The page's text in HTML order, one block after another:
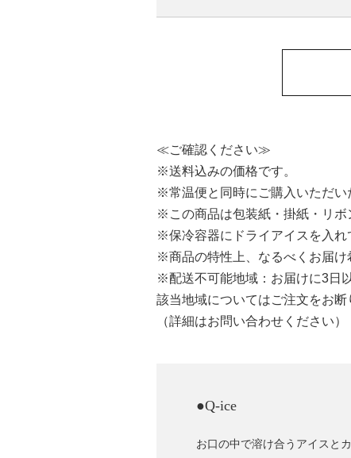
≪ご確認ください≫
※送料込みの価格です。
※常温便と同時にご購入いただい
※この商品は包装紙・掛紙・リボ
※保冷容器にドライアイスを入れ
※商品の特性上、なるべくお届け
※配送不可能地域：お届けに3日
該当地域についてはご注文をお
（詳細はお問い合わせください）
●Q-ice
お口の中で溶け合うアイスとカ